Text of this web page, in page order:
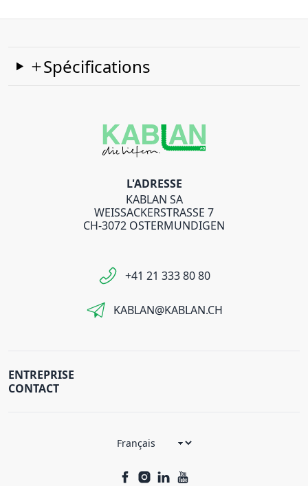
Spécifications
L'ADRESSE
KABLAN SA
WEISSACKERSTRASSE 7
CH-3072 OSTERMUNDIGEN
+41 21 333 80 80
KABLAN@KABLAN.CH
ENTREPRISE
CONTACT